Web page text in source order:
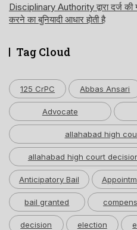
Disciplinary Authority द्वारा दर्ज की
करने का बुनियादी आधार होती है
Tag Cloud
125 CrPC Abbas Ansari
Advocate
allahabad high
allahabad high court
Anticipatory Bail
bail granted
decision election